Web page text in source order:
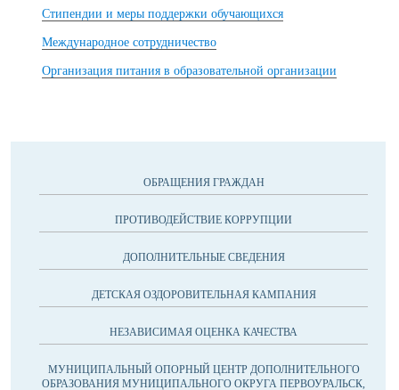
Стипендии и меры поддержки обучающихся
Международное сотрудничество
Организация питания в образовательной организации
ОБРАЩЕНИЯ ГРАЖДАН
ПРОТИВОДЕЙСТВИЕ КОРРУПЦИИ
ДОПОЛНИТЕЛЬНЫЕ СВЕДЕНИЯ
ДЕТСКАЯ ОЗДОРОВИТЕЛЬНАЯ КАМПАНИЯ
НЕЗАВИСИМАЯ ОЦЕНКА КАЧЕСТВА
МУНИЦИПАЛЬНЫЙ ОПОРНЫЙ ЦЕНТР ДОПОЛНИТЕЛЬНОГО
ОБРАЗОВАНИЯ МУНИЦИПАЛЬНОГО ОКРУГА ПЕРВОУРАЛЬСК,